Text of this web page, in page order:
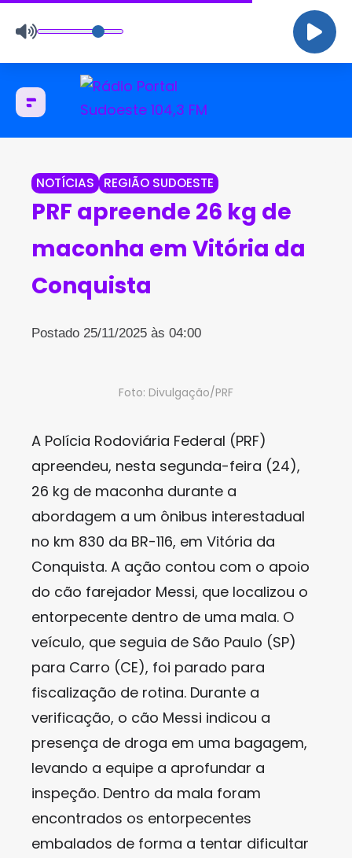
NOTÍCIAS REGIÃO SUDOESTE
PRF apreende 26 kg de
maconha em Vitória da
Conquista
Postado 25/11/2025 às 04:00
Foto: Divulgação/PRF
A Polícia Rodoviária Federal (PRF)
apreendeu, nesta segunda-feira (24),
26 kg de maconha durante a
abordagem a um ônibus interestadual
no km 830 da BR-116, em Vitória da
Conquista. A ação contou com o apoio
do cão farejador Messi, que localizou o
entorpecente dentro de uma mala. O
veículo, que seguia de São Paulo (SP)
para Carro (CE), foi parado para
fiscalização de rotina. Durante a
verificação, o cão Messi indicou a
presença de droga em uma bagagem,
levando a equipe a aprofundar a
inspeção. Dentro da mala foram
encontrados os entorpecentes
embalados de forma a tentar dificultar